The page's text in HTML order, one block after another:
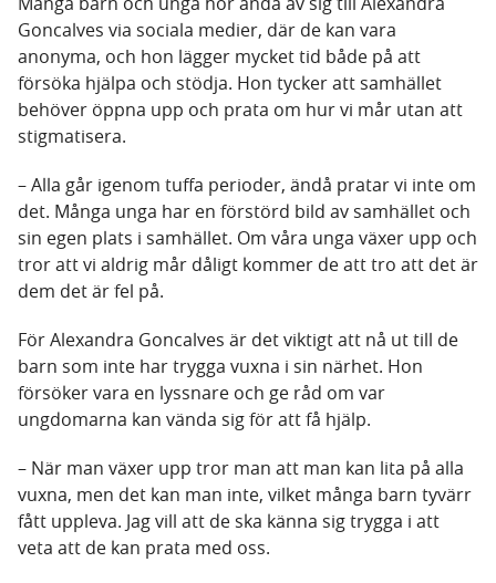
Goncalves via sociala medier, där de kan vara
anonyma, och hon lägger mycket tid både på att
försöka hjälpa och stödja. Hon tycker att samhället
behöver öppna upp och prata om hur vi mår utan att
stigmatisera.
– Alla går igenom tuffa perioder, ändå pratar vi inte om
det. Många unga har en förstörd bild av samhället och
sin egen plats i samhället. Om våra unga växer upp och
tror att vi aldrig mår dåligt kommer de att tro att det är
dem det är fel på.
För Alexandra Goncalves är det viktigt att nå ut till de
barn som inte har trygga vuxna i sin närhet. Hon
försöker vara en lyssnare och ge råd om var
ungdomarna kan vända sig för att få hjälp.
– När man växer upp tror man att man kan lita på alla
vuxna, men det kan man inte, vilket många barn tyvärr
fått uppleva. Jag vill att de ska känna sig trygga i att
veta att de kan prata med oss.